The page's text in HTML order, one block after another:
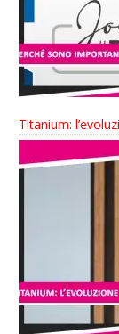
Titanium: